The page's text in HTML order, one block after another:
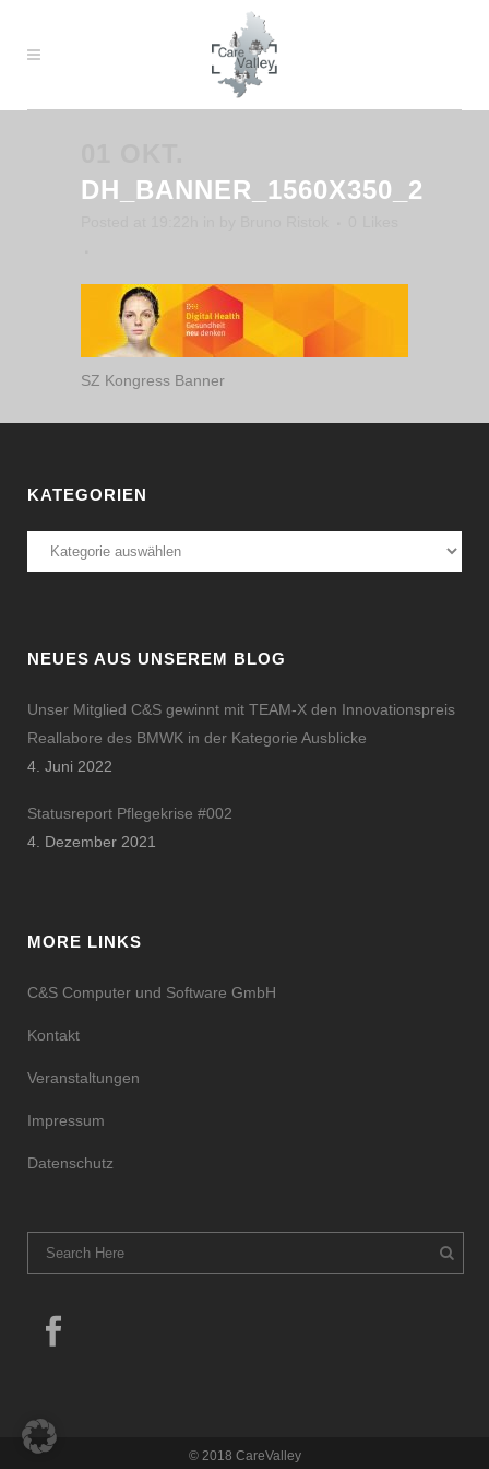
DH_BANNER_1560X350_2
SZ Kongress Banner
KATEGORIEN
Kategorien
NEUES AUS UNSEREM BLOG
Unser Mitglied C&S gewinnt mit TEAM-X den Innovationspreis
Reallabore des BMWK in der Kategorie Ausblicke
4. Juni 2022
Statusreport Pflegekrise #002
4. Dezember 2021
MORE LINKS
C&S Computer und Software GmbH
Kontakt
Veranstaltungen
Impressum
Datenschutz
© 2018 CareValley